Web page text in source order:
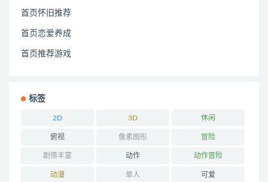
首页怀旧推荐
首页恋爱养成
首页推荐游戏
标签
2D 3D 休闲
俯视 像素图形 冒险
剧情丰富 动作 动作冒险
动漫 单人 可爱